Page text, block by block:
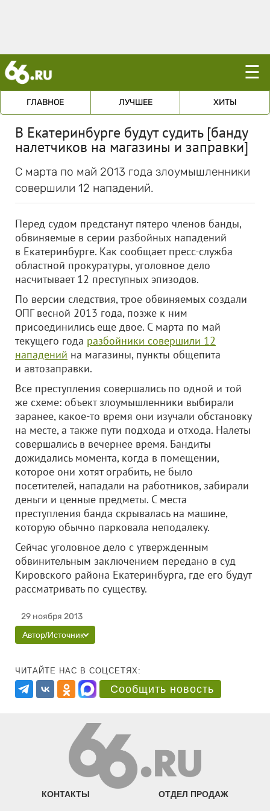
☰
ГЛАВНОЕ ЛУЧШЕЕ ХИТЫ
В Екатеринбурге будут судить [банду
налетчиков на магазины и заправки]
С марта по май 2013 года злоумышленники
совершили 12 нападений.
Перед судом предстанут пятеро членов банды,
обвиняемые в серии разбойных нападений
в Екатеринбурге. Как сообщает пресс-служба
областной прокуратуры, уголовное дело
насчитывает 12 преступных эпизодов.
По версии следствия, трое обвиняемых создали
ОПГ весной 2013 года, позже к ним
присоединились еще двое. С марта по май
текущего года разбойники совершили 12
нападений на магазины, пункты общепита
и автозаправки.
Все преступления совершались по одной и той
же схеме: объект злоумышленники выбирали
заранее, какое-то время они изучали обстановку
на месте, а также пути подхода и отхода. Налеты
совершались в вечернее время. Бандиты
дожидались момента, когда в помещении,
которое они хотят ограбить, не было
посетителей, нападали на работников, забирали
деньги и ценные предметы. С места
преступления банда скрывалась на машине,
которую обычно парковала неподалеку.
Сейчас уголовное дело с утвержденным
обвинительным заключением передано в суд
Кировского района Екатеринбурга, где его будут
рассматривать по существу.
29 ноября 2013
Автор/Источник
ЧИТАЙТЕ НАС В СОЦСЕТЯХ:
Сообщить новость
КОНТАКТЫ ОТДЕЛ ПРОДАЖ